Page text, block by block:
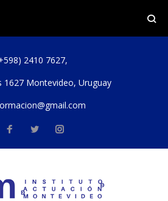
2410 7627,
1627 Montevideo, Uruguay